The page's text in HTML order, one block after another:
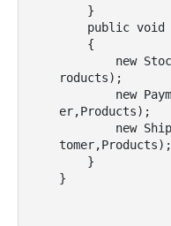
roducts);
er,Products);
tomer,Products);
}